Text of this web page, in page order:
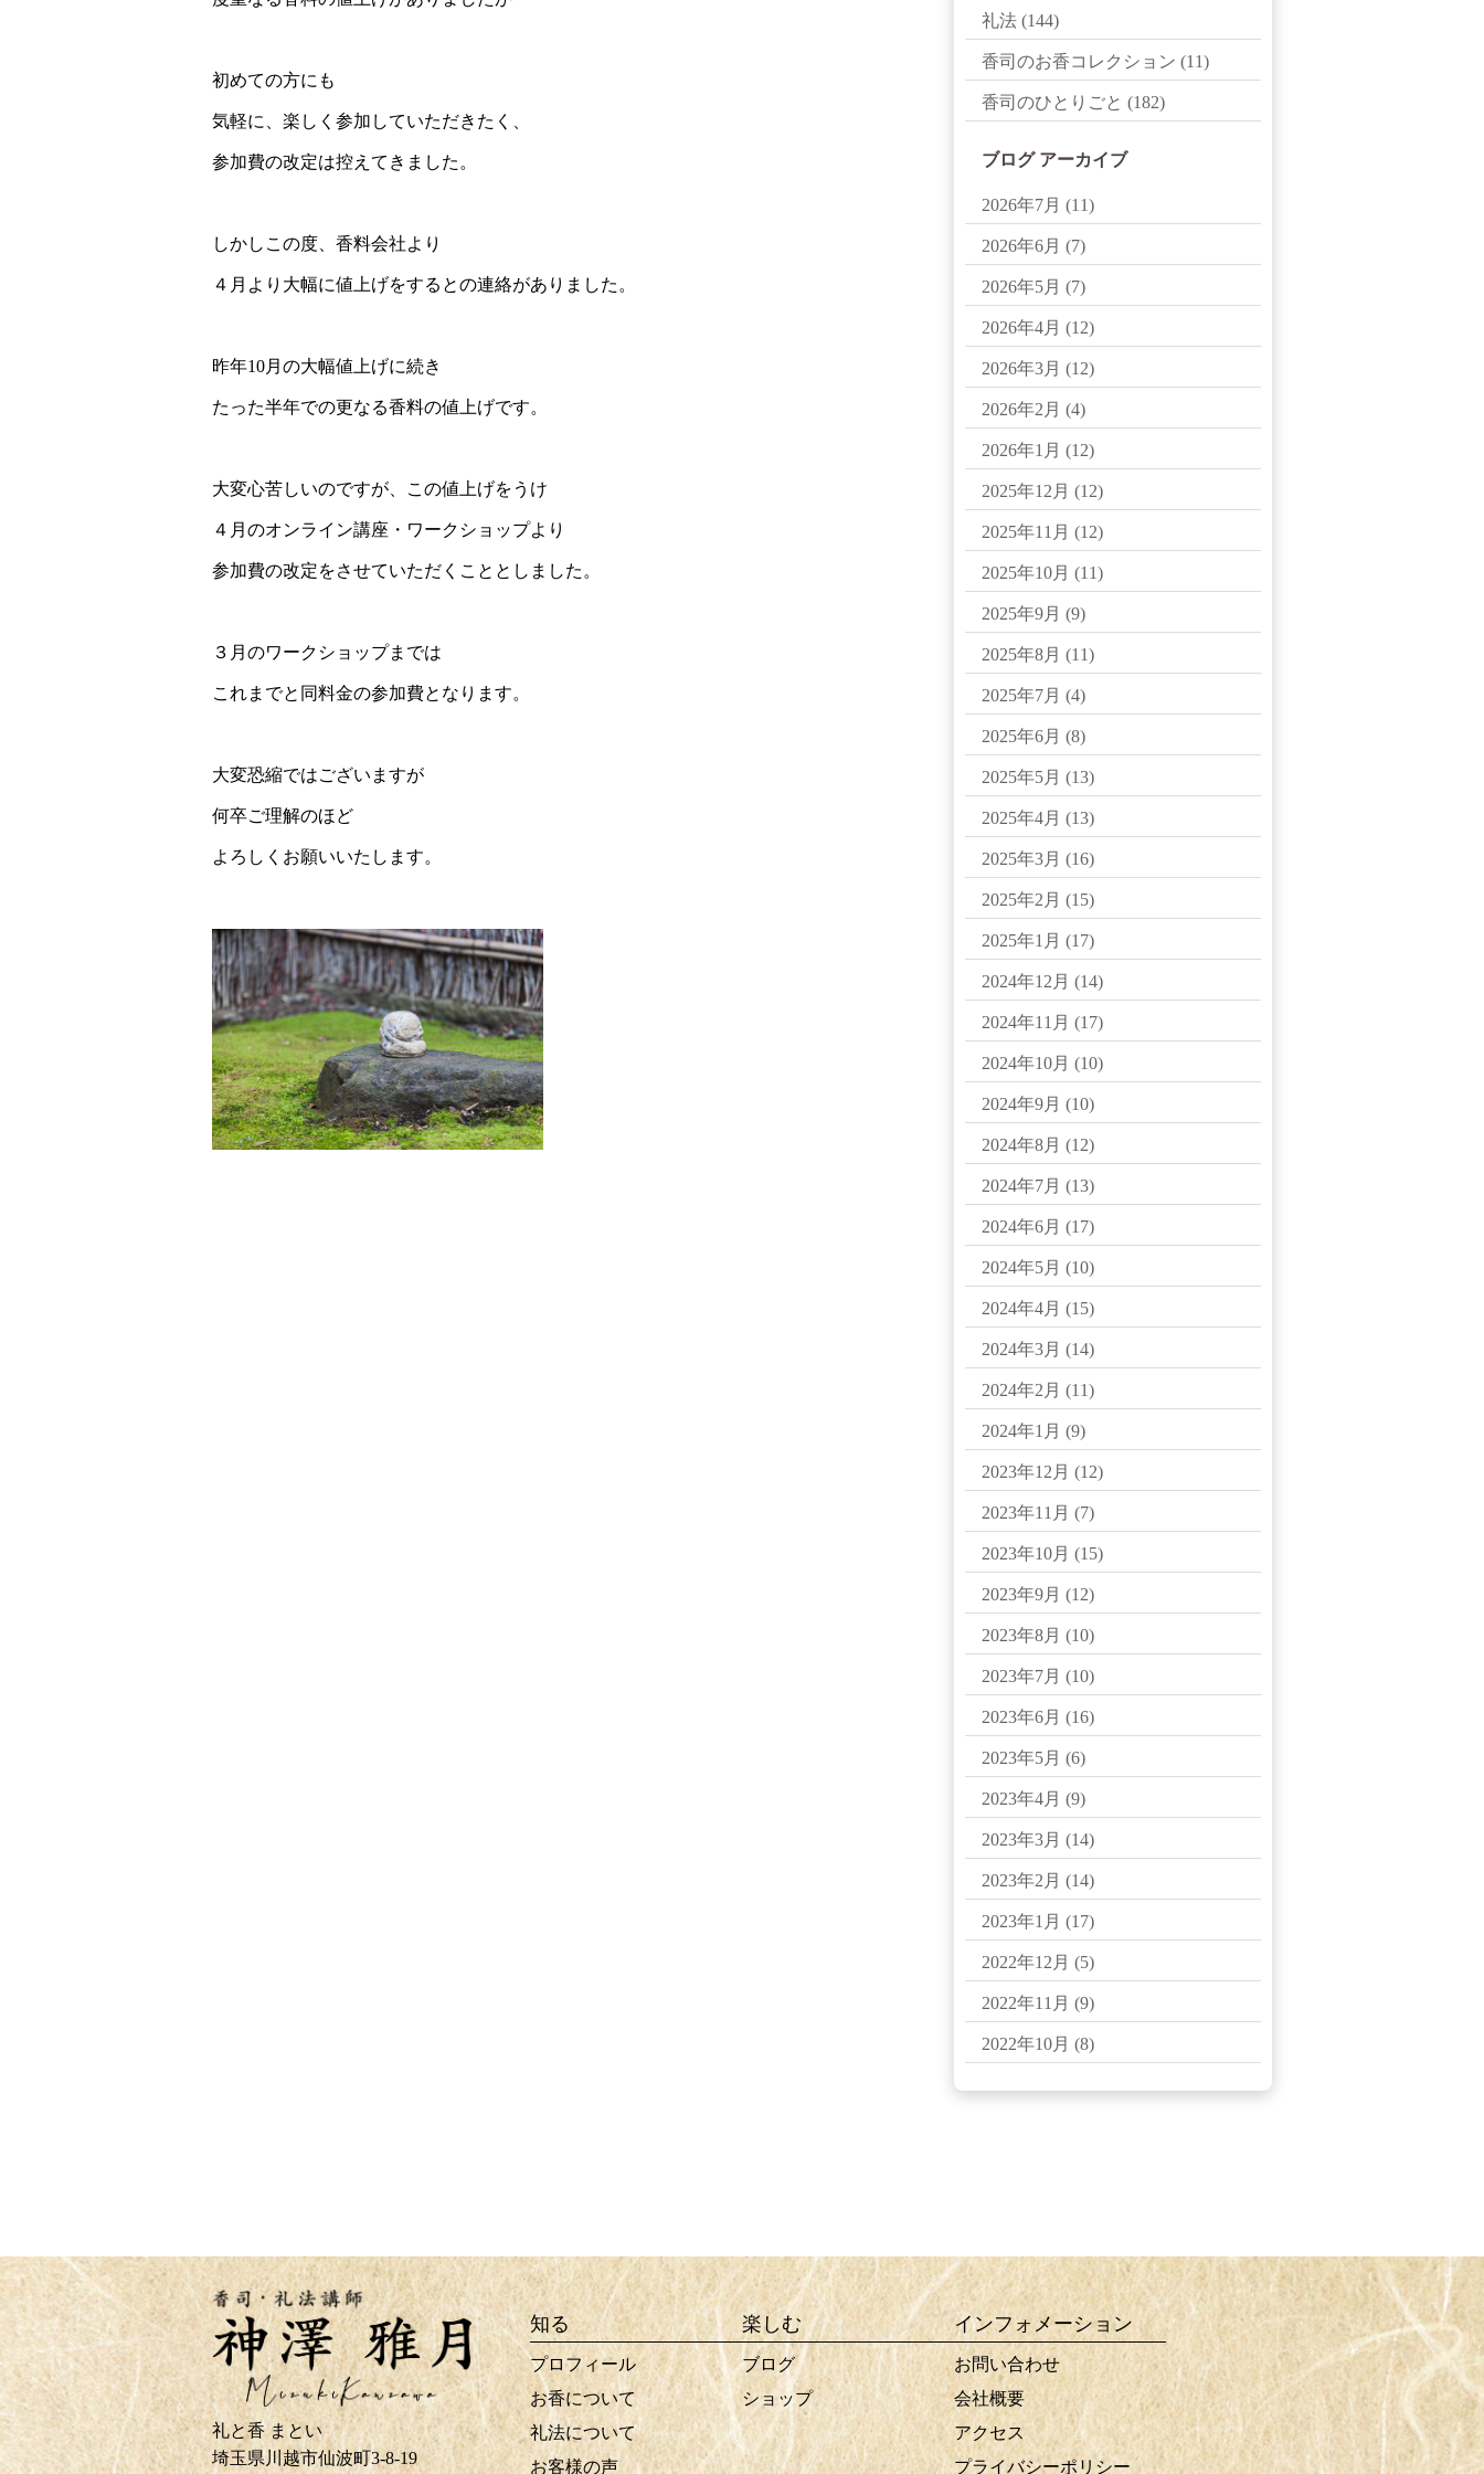
初めての方にも
気軽に、楽しく参加していただきたく、
参加費の改定は控えてきました。
しかしこの度、香料会社より
４月より大幅に値上げをするとの連絡がありました。
昨年10月の大幅値上げに続き
たった半年での更なる香料の値上げです。
大変心苦しいのですが、この値上げをうけ
４月のオンライン講座・ワークショップより
参加費の改定をさせていただくこととしました。
３月のワークショップまでは
これまでと同料金の参加費となります。
大変恐縮ではございますが
何卒ご理解のほど
よろしくお願いいたします。
礼法 (144)
香司のお香コレクション (11)
香司のひとりごと (182)
ブログ アーカイブ
2026年7月 (11)
2026年6月 (7)
2026年5月 (7)
2026年4月 (12)
2026年3月 (12)
2026年2月 (4)
2026年1月 (12)
2025年12月 (12)
2025年11月 (12)
2025年10月 (11)
2025年9月 (9)
2025年8月 (11)
2025年7月 (4)
2025年6月 (8)
2025年5月 (13)
2025年4月 (13)
2025年3月 (16)
2025年2月 (15)
2025年1月 (17)
2024年12月 (14)
2024年11月 (17)
2024年10月 (10)
2024年9月 (10)
2024年8月 (12)
2024年7月 (13)
2024年6月 (17)
2024年5月 (10)
2024年4月 (15)
2024年3月 (14)
2024年2月 (11)
2024年1月 (9)
2023年12月 (12)
2023年11月 (7)
2023年10月 (15)
2023年9月 (12)
2023年8月 (10)
2023年7月 (10)
2023年6月 (16)
2023年5月 (6)
2023年4月 (9)
2023年3月 (14)
2023年2月 (14)
2023年1月 (17)
2022年12月 (5)
2022年11月 (9)
2022年10月 (8)
礼と香 まとい
埼玉県川越市仙波町3-8-19
知る
プロフィール
お香について
礼法について
お客様の声
楽しむ
ブログ
ショップ
インフォメーション
お問い合わせ
会社概要
アクセス
プライバシーポリシー